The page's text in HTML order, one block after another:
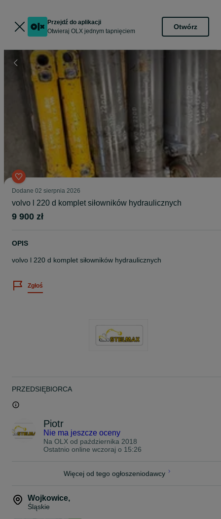
Przejdź do aplikacji
Otwieraj OLX jednym tapnięciem
Otwórz
Dodane 02 sierpnia 2026
volvo l 220 d komplet siłowników hydraulicznych
9 900 zł
OPIS
volvo l 220 d komplet siłowników hydraulicznych
Zgłoś
PRZEDSIĘBIORCA
Piotr
Nie ma jeszcze oceny
Na OLX od października 2018
Ostatnio online wczoraj o 15:26
Więcej od tego ogłoszeniodawcy
Wojkowice,
Śląskie